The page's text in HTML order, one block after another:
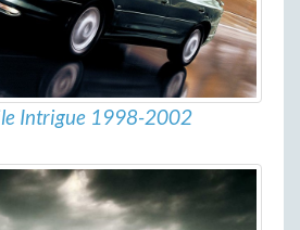
Intrigue 1998-2002